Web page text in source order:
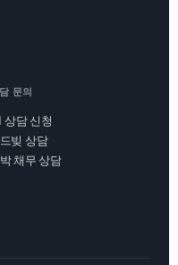
문의
상담 신청
빚 상담
채무 상담